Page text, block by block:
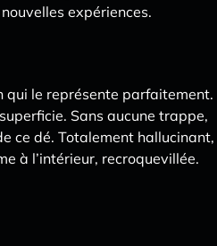
expériences.
qui le représente parfaitement.
Sans aucune trappe,
ce dé. Totalement hallucinant,
à l’intérieur, recroquevillée.